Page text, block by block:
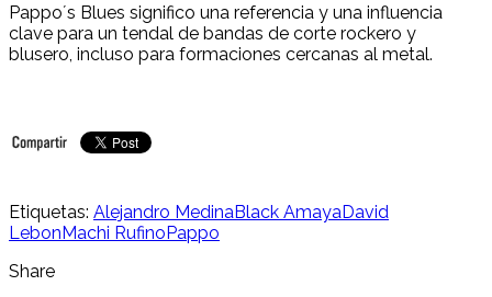
Pappo´s Blues significo una referencia y una influencia
clave para un tendal de bandas de corte rockero y
blusero, incluso para formaciones cercanas al metal.
Etiquetas: Alejandro MedinaBlack AmayaDavid
LebonMachi RufinoPappo
Share